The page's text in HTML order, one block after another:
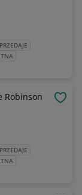
Robinson